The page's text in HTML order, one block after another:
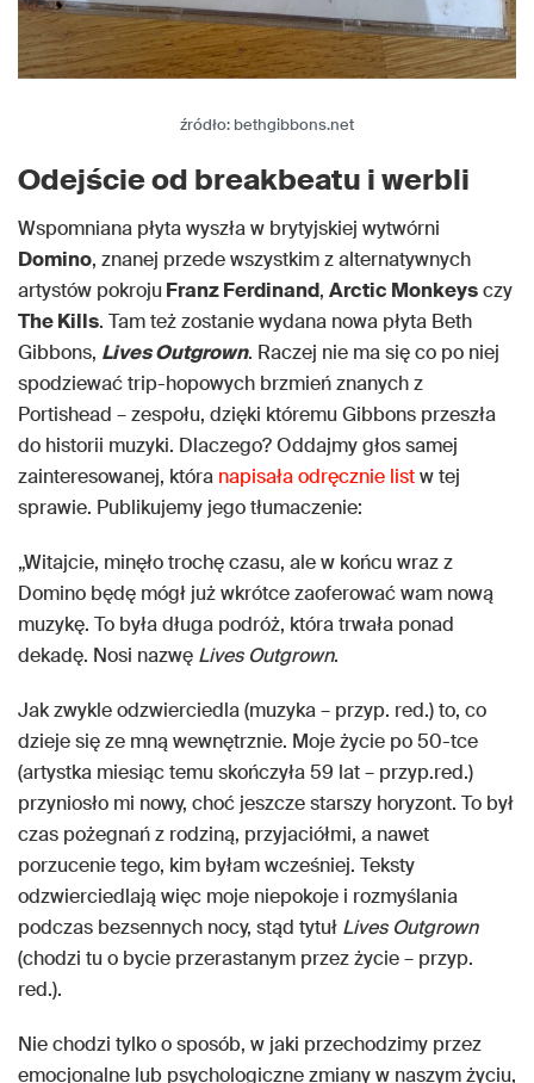
źródło: bethgibbons.net
Odejście od breakbeatu i werbli
Wspomniana płyta wyszła w brytyjskiej wytwórni
Domino, znanej przede wszystkim z alternatywnych
artystów pokroju Franz Ferdinand, Arctic Monkeysczy
The Kills. Tam też zostanie wydana nowa płyta Beth
Gibbons, Lives Outgrown. Raczej nie ma się co po niej
spodziewać trip-hopowych brzmień znanych z
Portishead – zespołu, dzięki któremu Gibbons przeszła
do historii muzyki. Dlaczego? Oddajmy głos samej
zainteresowanej, która napisała odręcznie listw tej
sprawie. Publikujemy jego tłumaczenie:
„Witajcie, minęło trochę czasu, ale w końcu wraz z
Domino będę mógł już wkrótce zaoferować wam nową
muzykę. To była długa podróż, która trwała ponad
dekadę. Nosi nazwę Lives Outgrown.
Jak zwykle odzwierciedla (muzyka – przyp. red.) to, co
dzieje się ze mną wewnętrznie. Moje życie po 50-tce
(artystka miesiąc temu skończyła 59 lat – przyp.red.)
przyniosło mi nowy, choć jeszcze starszy horyzont. To był
czas pożegnań z rodziną, przyjaciółmi, a nawet
porzucenie tego, kim byłam wcześniej. Teksty
odzwierciedlają więc moje niepokoje i rozmyślania
podczas bezsennych nocy, stąd tytuł Lives Outgrown
(chodzi tu o bycie przerastanym przez życie – przyp.
red.).
Nie chodzi tylko o sposób, w jaki przechodzimy przez
emocjonalne lub psychologiczne zmiany w naszym życiu,